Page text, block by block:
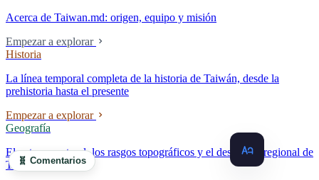
Acerca de Taiwan.md: origen, equipo y misión
Empezar a explorar
Historia
La línea temporal completa de la historia de Taiwán, desde la
prehistoria hasta el presente
Empezar a explorar
Geografía
El entorno natural, los rasgos topográficos y el desarrollo regional de
Taiwán
🧬 Comentarios